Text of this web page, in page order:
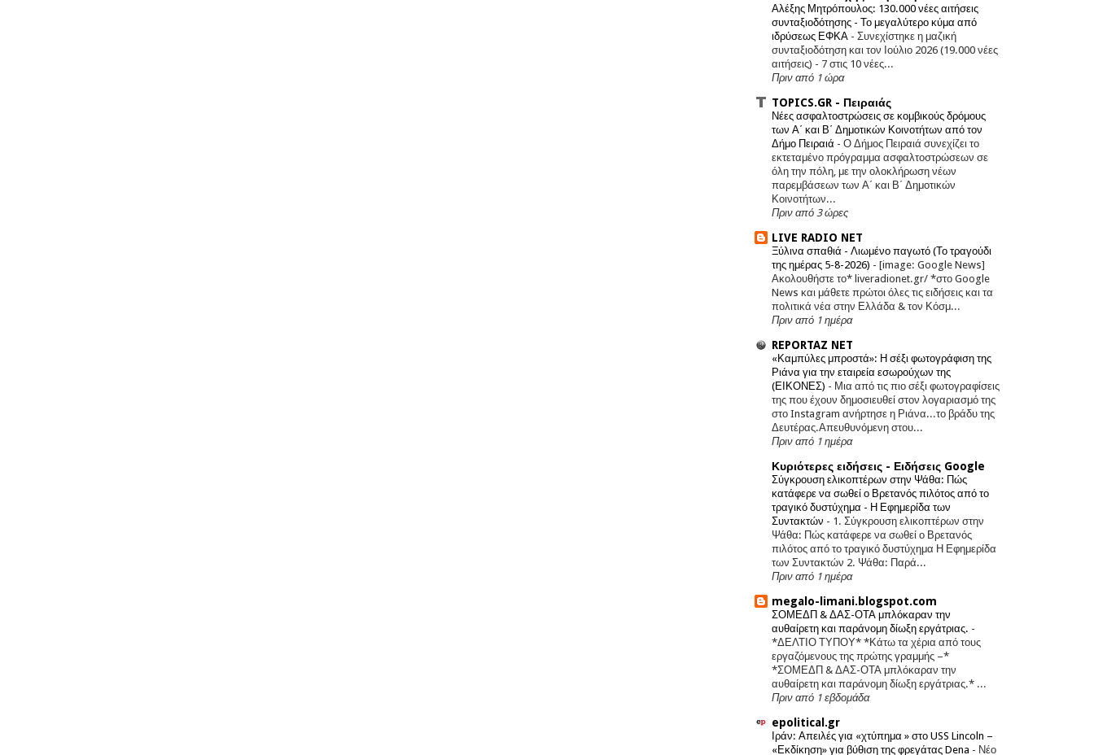
Αλέξης Μητρόπουλος: 130.000 νέες αιτήσεις
συνταξιοδότησης - Το μεγαλύτερο κύμα από
ιδρύσεως ΕΦΚΑ - Συνεχίστηκε η μαζική
συνταξιοδότηση και τον Ιούλιο 2026 (19.000 νέες
αιτήσεις) - 7 στις 10 νέες...
Πριν από 1 ώρα
TOPICS.GR - Πειραιάς
Νέες ασφαλτοστρώσεις σε κομβικούς δρόμους
των Α΄ και Β΄ Δημοτικών Κοινοτήτων από τον
Δήμο Πειραιά - Ο Δήμος Πειραιά συνεχίζει το
εκτεταμένο πρόγραμμα ασφαλτοστρώσεων σε
όλη την πόλη, με την ολοκλήρωση νέων
παρεμβάσεων των Α΄ και Β΄ Δημοτικών
Κοινοτήτων...
Πριν από 3 ώρες
LIVE RADIO NET
Ξύλινα σπαθιά - Λιωμένο παγωτό (Το τραγούδι
της ημέρας 5-8-2026) - [image: Google News]
Ακολουθήστε το* liveradionet.gr/ *στο Google
News και μάθετε πρώτοι όλες τις ειδήσεις και τα
πολιτικά νέα στην Ελλάδα & τον Κόσμ...
Πριν από 1 ημέρα
REPORTAZ NET
«Καμπύλες μπροστά»: Η σέξι φωτογράφιση της
Ριάνα για την εταιρεία εσωρούχων της
(ΕΙΚΟΝΕΣ) - Μια από τις πιο σέξι φωτογραφίσεις
της που έχουν δημοσιευθεί στον λογαριασμό της
στο Instagram ανήρτησε η Ριάνα...το βράδυ της
Δευτέρας.Απευθυνόμενη στου...
Πριν από 1 ημέρα
Κυριότερες ειδήσεις - Ειδήσεις Google
Σύγκρουση ελικοπτέρων στην Ψάθα: Πώς
κατάφερε να σωθεί ο Βρετανός πιλότος από το
τραγικό δυστύχημα - Η Εφημερίδα των
Συντακτών - 1. Σύγκρουση ελικοπτέρων στην
Ψάθα: Πώς κατάφερε να σωθεί ο Βρετανός
πιλότος από το τραγικό δυστύχημα Η Εφημερίδα
των Συντακτών 2. Ψάθα: Παρά...
Πριν από 1 ημέρα
megalo-limani.blogspot.com
ΣΟΜΕΔΠ & ΔΑΣ-ΟΤΑ μπλόκαραν την
αυθαίρετη και παράνομη δίωξη εργάτριας. -
*ΔΕΛΤΙΟ ΤΥΠΟΥ* *Κάτω τα χέρια από τους
εργαζόμενους της πρώτης γραμμής –*
*ΣΟΜΕΔΠ & ΔΑΣ-ΟΤΑ μπλόκαραν την
αυθαίρετη και παράνομη δίωξη εργάτριας.* ...
Πριν από 1 εβδομάδα
epolitical.gr
Ιράν: Απειλές για «χτύπημα » στο USS Lincoln –
«Εκδίκηση» για βύθιση της φρεγάτας Dena - Νέο